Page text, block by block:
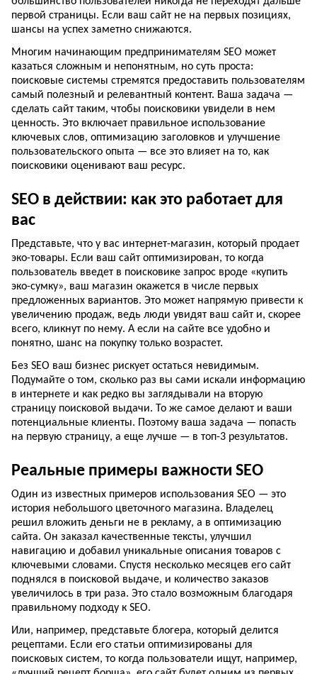
первой страницы. Если ваш сайт не на первых позициях,
шансы на успех заметно снижаются.
Многим начинающим предпринимателям SEO может
казаться сложным и непонятным, но суть проста:
поисковые системы стремятся предоставить пользователям
самый полезный и релевантный контент. Ваша задача —
сделать сайт таким, чтобы поисковики увидели в нем
ценность. Это включает правильное использование
ключевых слов, оптимизацию заголовков и улучшение
пользовательского опыта — все это влияет на то, как
поисковики оценивают ваш ресурс.
SEO в действии: как это работает для
вас
Представьте, что у вас интернет-магазин, который продает
эко-товары. Если ваш сайт оптимизирован, то когда
пользователь введет в поисковике запрос вроде «купить
эко-сумку», ваш магазин окажется в числе первых
предложенных вариантов. Это может напрямую привести к
увеличению продаж, ведь люди увидят ваш сайт и, скорее
всего, кликнут по нему. А если на сайте все удобно и
понятно, шанс на покупку только возрастет.
Без SEO ваш бизнес рискует остаться невидимым.
Подумайте о том, сколько раз вы сами искали информацию
в интернете и как редко вы заглядывали на вторую
страницу поисковой выдачи. То же самое делают и ваши
потенциальные клиенты. Поэтому ваша задача — попасть
на первую страницу, а еще лучше — в топ-3 результатов.
Реальные примеры важности SEO
Один из известных примеров использования SEO — это
история небольшого цветочного магазина. Владелец
решил вложить деньги не в рекламу, а в оптимизацию
сайта. Он заказал качественные тексты, улучшил
навигацию и добавил уникальные описания товаров с
ключевыми словами. Спустя несколько месяцев его сайт
поднялся в поисковой выдаче, и количество заказов
увеличилось в три раза. Это стало возможным благодаря
правильному подходу к SEO.
Или, например, представьте блогера, который делится
рецептами. Если его статьи оптимизированы для
поисковых систем, то когда пользователи ищут, например,